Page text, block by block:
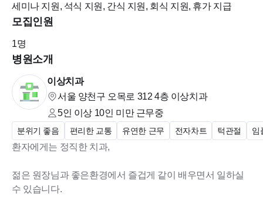
@급여 및 세부사항
- 협의후결정.
@ 근무시간
세미나 지원, 석식 지원, 간식 지원, 회식 지원, 휴가 지급
모집인원
1명
병원소개
이상치과
서울 양천구 오목로 312 4층 이상치과
5인 이상 10인 미만근무중
분위기 좋음 편리한 교통 유연한 근무 전자차트 턱관절 임
환자에게는 정직한 치과,
젊은 원장님과 좋은환경에서 즐겁게 같이 배우면서 일하실
수 있습니다.